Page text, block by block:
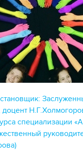
доцент
специализации